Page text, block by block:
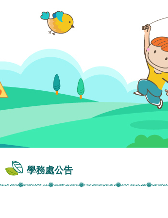
學務處公告